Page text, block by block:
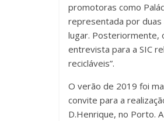
promotoras como
representada por duas
lugar. Posteriormente,
entrevista para a SIC
recicláveis”.
O verão de 2019 foi
convite para a
D.Henrique, no Porto.